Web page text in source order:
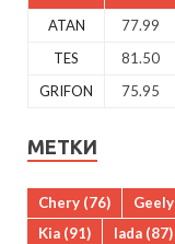
ATAN 77.99
TES
81.50
GRIFON
75.95
МЕТКИ
Chery (76) Geely
Kia (91) lada (87)